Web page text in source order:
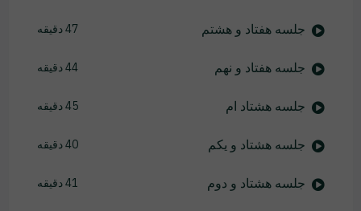
جلسه هفتاد و هشتم 47 دقیقه
جلسه هفتاد و نهم 44 دقیقه
جلسه هشتاد ام 45 دقیقه
جلسه هشتاد و یکم 40 دقیقه
جلسه هشتاد و دوم 41 دقیقه